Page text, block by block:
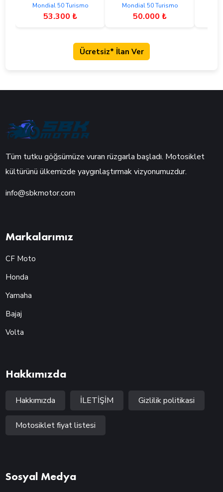
Mondial 50 Turismo
53.300 ₺
Mondial 50 Turismo
50.000 ₺
Ücretsiz* İlan Ver
Tüm tutku göğsümüze vuran rüzgarla başladı. Motosiklet
kültürünü ülkemizde yaygınlaştırmak vizyonumuzdur.
info@sbkmotor.com
Markalarımız
CF Moto
Honda
Yamaha
Bajaj
Volta
Hakkımızda
Hakkımızda İLETİŞİM Gizlilik politikasi
Motosiklet fiyat listesi
Sosyal Medya